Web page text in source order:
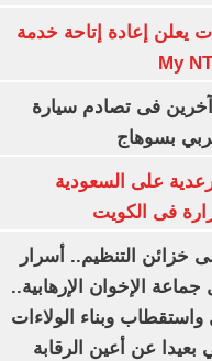
يعلن إعادة إتاحة خدمة
مصرع سيدة وإصابة 3 آخرين فى تصادم سيارة
بسوهاج
على السعودية
فى الكويت
خزائن التنظيم.. أسرار
الإخوان الإرهابية..
وبناء الولاءات
بعيدا عن أعين الرقابة